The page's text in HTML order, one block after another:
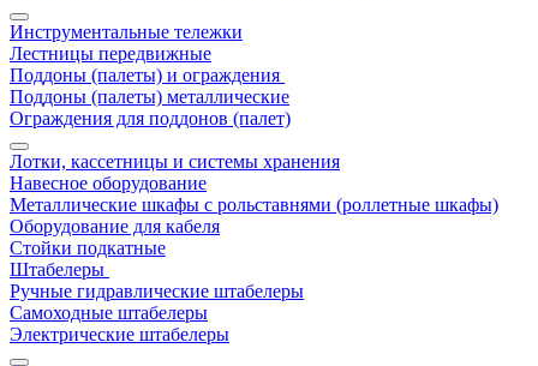
Инструментальные тележки
Лестницы передвижные
Поддоны (палеты) и ограждения
Поддоны (палеты) металлические
Ограждения для поддонов (палет)
Лотки, кассетницы и системы хранения
Навесное оборудование
Металлические шкафы с рольставнями (роллетные шкафы)
Оборудование для кабеля
Стойки подкатные
Штабелеры
Ручные гидравлические штабелеры
Самоходные штабелеры
Электрические штабелеры